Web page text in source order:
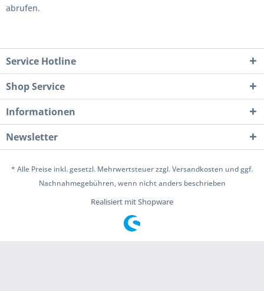
abrufen.
Service Hotline
Shop Service
Informationen
Newsletter
* Alle Preise inkl. gesetzl. Mehrwertsteuer zzgl.Versandkosten und ggf.
Nachnahmegebühren, wenn nicht anders beschrieben
Realisiert mit Shopware